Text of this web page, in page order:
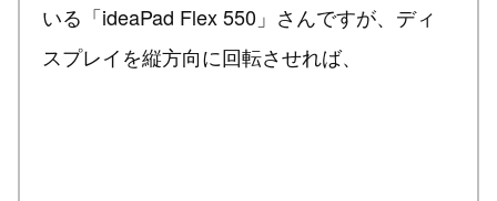
いる「ideaPad Flex 550」さんですが、ディ
スプレイを縦方向に回転させれば、